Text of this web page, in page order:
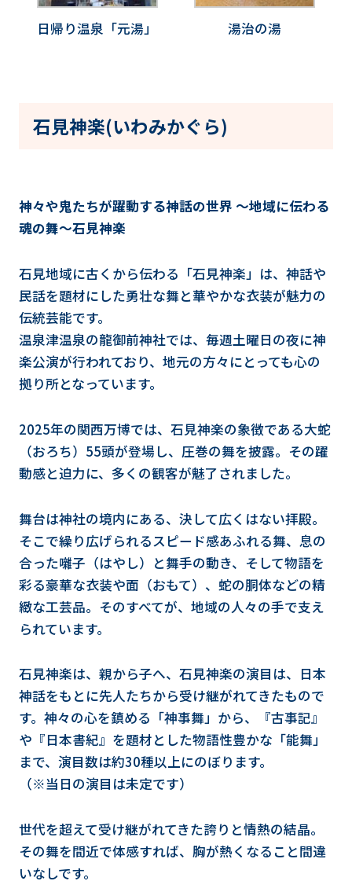
日帰り温泉「元湯」 湯治の湯
石見神楽(いわみかぐら)
神々や鬼たちが躍動する神話の世界 ～地域に伝わる
魂の舞～石見神楽
石見地域に古くから伝わる「石見神楽」は、神話や
民話を題材にした勇壮な舞と華やかな衣装が魅力の
伝統芸能です。
温泉津温泉の龍御前神社では、毎週土曜日の夜に神
楽公演が行われており、地元の方々にとっても心の
拠り所となっています。
2025年の関西万博では、石見神楽の象徴である大蛇
（おろち）55頭が登場し、圧巻の舞を披露。その躍
動感と迫力に、多くの観客が魅了されました。
舞台は神社の境内にある、決して広くはない拝殿。
そこで繰り広げられるスピード感あふれる舞、息の
合った囃子（はやし）と舞手の動き、そして物語を
彩る豪華な衣装や面（おもて）、蛇の胴体などの精
緻な工芸品。そのすべてが、地域の人々の手で支え
られています。
石見神楽は、親から子へ、石見神楽の演目は、日本
神話をもとに先人たちから受け継がれてきたもので
す。神々の心を鎮める「神事舞」から、『古事記』
や『日本書紀』を題材とした物語性豊かな「能舞」
まで、演目数は約30種以上にのぼります。
（※当日の演目は未定です）
世代を超えて受け継がれてきた誇りと情熱の結晶。
その舞を間近で体感すれば、胸が熱くなること間違
いなしです。